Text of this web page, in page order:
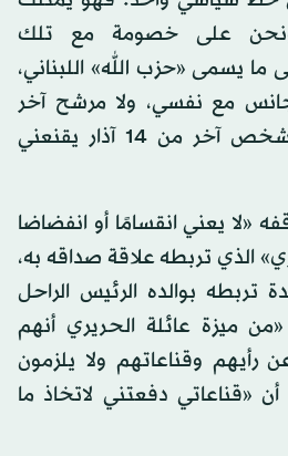
ونحن على خصومة مع تلك
ما يسمى «حزب الله» اللبناني،
مع نفسي، ولا مرشح آخر
لانتخابه إلا إذا ترشح شخص آخر من 14 آذار يقنعني
«لا يعني انقسامًا أو انفضاضا
الذي تربطه علاقة صداقه به،
تربطه بوالده الرئيس الراحل
ميزة عائلة الحريري أنهم
رأيهم وقناعاتهم ولا يلزمون
«قناعاتي دفعتني لاتخاذ ما